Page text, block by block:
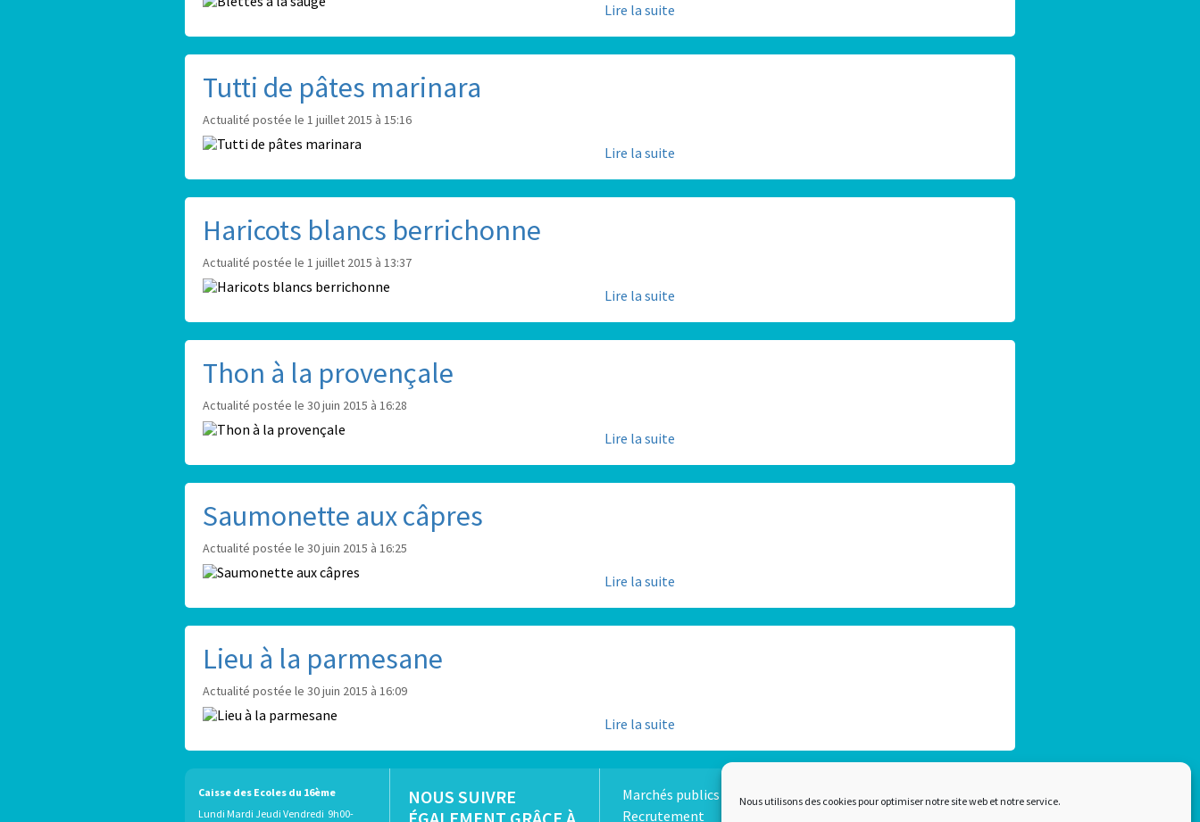
Nous utilisons des cookies pour optimiser notre site web et notre service.
Lire la suite
Tutti de pâtes marinara
Actualité postée le 1 juillet 2015 à 15:16
Lire la suite
Haricots blancs berrichonne
Actualité postée le 1 juillet 2015 à 13:37
Lire la suite
Thon à la provençale
Actualité postée le 30 juin 2015 à 16:28
Lire la suite
Saumonette aux câpres
Actualité postée le 30 juin 2015 à 16:25
Lire la suite
Lieu à la parmesane
Actualité postée le 30 juin 2015 à 16:09
Lire la suite
Caisse des Ecoles du 16ème
Lundi Mardi Jeudi Vendredi 9h00-
NOUS SUIVRE
Marchés publics
Recrutement
Plan du site